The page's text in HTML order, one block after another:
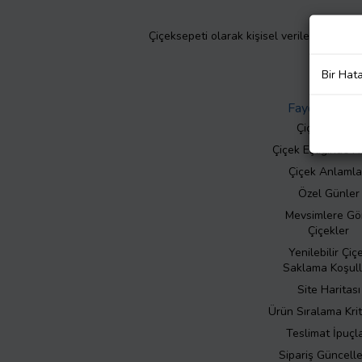
Çiçeksepeti olarak kişisel verilerinizin
Faydalı Bilgiler
Çiçek Bakımı
Çiçek Eşliğinde
Çiçek
Özel Günler
Mevsimlere
Çiçekler
Yenilebilir
Saklama
Site Haritası
Ürün Sıralama
Teslimat
Sipariş
Bir